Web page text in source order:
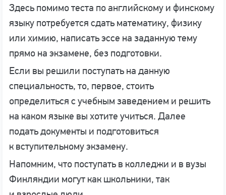
Здесь помимо теста по английскому и финскому
языку потребуется сдать математику, физику
или химию, написать эссе на заданную тему
прямо на экзамене, без подготовки.
Если вы решили поступать на данную
специальность, то, первое, стоить
определиться с учебным заведением и решить
на каком языке вы хотите учиться. Далее
подать документы и подготовиться
к вступительному экзамену.
Напомним, что поступать в колледжи и в вузы
Финляндии могут как школьники, так